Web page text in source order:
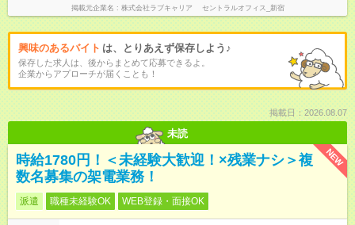
掲載元企業名 株式会社ラブキャリア セントラルオフィス_新宿
興味のあるバイト は、とりあえず保存しよう♪
保存した求人は、後からまとめて応募できるよ。
企業からアプローチが届くことも！
掲載日：2026.08.07
未読
NEW
時給1780円！＜未経験大歓迎！×残業ナシ＞複
数名募集の架電業務！
派遣 職種未経験OK WEB登録・面接OK